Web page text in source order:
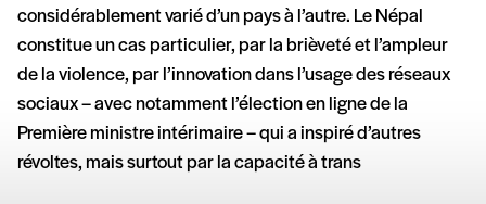
considérablement varié d’un pays à l’autre. Le Népal
constitue un cas particulier, par la brièveté et l’ampleur
de la violence, par l’innovation dans l’usage des réseaux
sociaux – avec notamment l’élection en ligne de la
Première ministre intérimaire – qui a inspiré d’autres
révoltes, mais surtout par la capacité à trans